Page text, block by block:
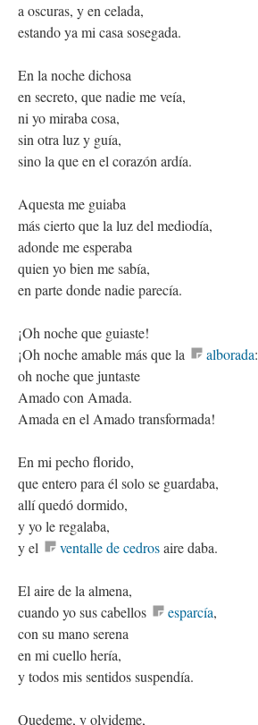
a oscuras, y en celada,
estando ya mi casa sosegada.
En la noche dichosa
en secreto, que nadie me veía,
ni yo miraba cosa,
sin otra luz y guía,
sino la que en el corazón ardía.
Aquesta me guiaba
más cierto que la luz del mediodía,
adonde me esperaba
quien yo bien me sabía,
en parte donde nadie parecía.
¡Oh noche que guiaste!
¡Oh noche amable más que la
alborada:
oh noche que juntaste
Amado con Amada.
Amada en el Amado transformada!
En mi pecho florido,
que entero para él solo se guardaba,
allí quedó dormido,
y yo le regalaba,
y el
ventalle de cedrosaire daba.
El aire de la almena,
cuando yo sus cabellos
esparcía,
con su mano serena
en mi cuello hería,
y todos mis sentidos suspendía.
Quedeme, y olvideme,